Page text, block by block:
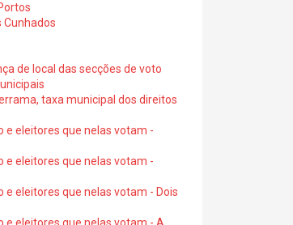
Cunhados
de local das secções de voto
taxa municipal dos direitos
e eleitores que nelas votam -
e eleitores que nelas votam -
e eleitores que nelas votam - Dois